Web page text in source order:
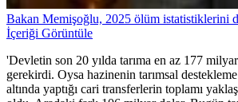
Bakan Memişoğlu, 2025 ölüm istatistiklerini
İçeriği Görüntüle
'Devletin son 20 yılda tarıma en az 177
gerekirdi. Oysa hazinenin tarımsal
altında yaptığı cari transferlerin toplamı